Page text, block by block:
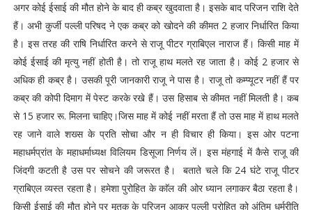
अगर कोई ईसाई की मौत होने के बाद ही कब्र खुदवाता है। इसके बाद परिजन राशि देते
हैं। अभी कुर्जी पल्ली परिषद ने एक कब्र को खोदने की कीमत 2 हजार निर्धारित किया
है। इस तरह की राषि निर्धारित करने से राजू पीटर ग्राबिएल नाराज हैं। किसी माह में
कोई ईसाई की मृत्यु नहीं होती है। तो राजू हाथ मलते रह जाता है। कोई 2 हजार से
अधिक ही कब्र है। उसकी पूरी जानकारी राजू ने पास है। राजू तो कम्प्यूटर नहीं हैं पर
कब्र की कोपी दिमाग में पेस्ट करके रखे हैं। उस हिसाब से कीमत नहीं मिलती है। कब
से 15 हजार रू. मिलना चाहिए।जिस माह में कोई नहीं मरता हैं तो उस माह में हाथ मलते
रह जाने वाले शख्स के प्रति सोचा और न ही विचार ही किया। इस ओर पटना
महाधर्मप्रांत के महाधर्माध्यक्ष विलियम डिसूजा निर्णय लें। इस मंहगाई में कैसे राजू की
जिंदगी कटती है उस पर सोचने की जरूरत है। बताते चले कि 24 घंटे राजू पीटर
ग्राबिएल व्यस्त रहता है। हमेशा पुरोहित के काॅल की ओर ध्यान लगाकर बैठा रहता है।
किसी ईसाई की मौत होने पर मृतक के परिजन आकर पल्ली पुरोहित को अंतिम धर्मरीति